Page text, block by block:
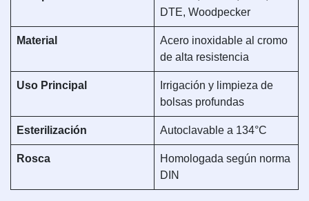
DTE, Woodpecker
Material
Acero inoxidable al cromo
de alta resistencia
Uso Principal
Irrigación y limpieza de
bolsas profundas
Esterilización Autoclavable a 134°C
Rosca
Homologada según norma
DIN